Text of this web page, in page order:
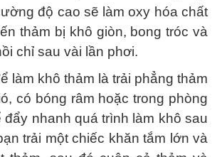
độ cao sẽ làm oxy hóa chất
thảm bị khô giòn, bong tróc và
chỉ sau vài lần phơi.
làm khô thảm là trải phẳng thảm
có bóng râm hoặc trong phòng
nhanh quá trình làm khô sau
trải một chiếc khăn tắm lớn và